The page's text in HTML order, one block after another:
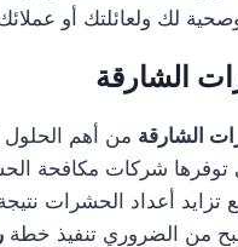
لك ولعائلتك أو
الشارقة
الشارقة من أهم الحلول
توفرها شركات مكافحة
تزايد أعداد الحشرات
من الضروري تنفيذ خطة